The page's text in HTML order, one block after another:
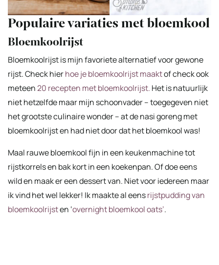
Populaire variaties met bloemkool
Bloemkoolrijst
Bloemkoolrijst is mijn favoriete alternatief voor gewone
rijst. Check hierhoe je bloemkoolrijst maaktof check ook
meteen20 recepten met bloemkoolrijst. Het is natuurlijk
niet hetzelfde maar mijn schoonvader – toegegeven niet
het grootste culinaire wonder – at de nasi goreng met
bloemkoolrijst en had niet door dat het bloemkool was!
Maal rauwe bloemkool fijn in een keukenmachine tot
rijstkorrels en bak kort in een koekenpan. Of doe eens
wild en maak er een dessert van. Niet voor iedereen maar
ik vind het wel lekker! Ik maakte al eensrijstpudding van
bloemkoolrijsten ‘overnight bloemkool oats’.